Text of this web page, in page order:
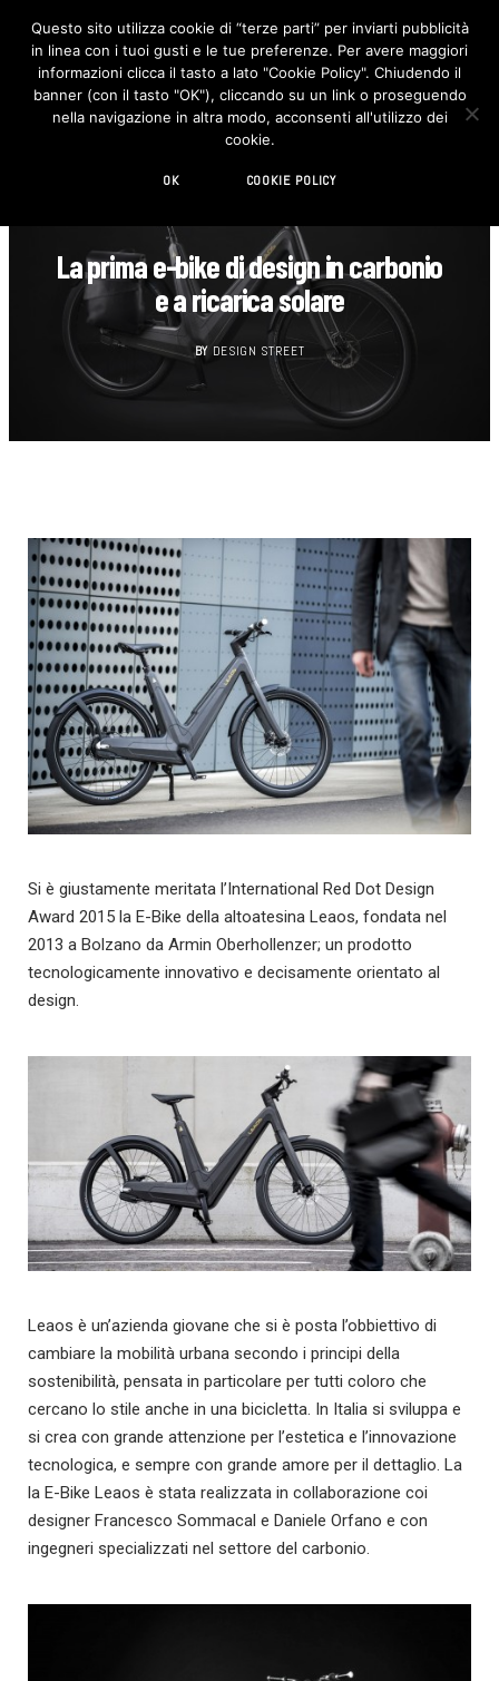
F
c
e
b
o
I
n
s
t
La prima e-bike di design in carbonio
e a ricarica solare
BY DESIGN STREET
Si è giustamente meritata l’International Red Dot Design
Award 2015 la E-Bike della altoatesina Leaos, fondata nel
2013 a Bolzano da Armin Oberhollenzer; un prodotto
tecnologicamente innovativo e decisamente orientato al
design.
Leaos è un’azienda giovane che si è posta l’obbiettivo di
cambiare la mobilità urbana secondo i principi della
sostenibilità, pensata in particolare per tutti coloro che
cercano lo stile anche in una bicicletta. In Italia si sviluppa e
si crea con grande attenzione per l’estetica e l’innovazione
tecnologica, e sempre con grande amore per il dettaglio. La
la E-Bike Leaos è stata realizzata in collaborazione coi
designer Francesco Sommacal e Daniele Orfano e con
ingegneri specializzati nel settore del carbonio.
Questo sito utilizza cookie di “terze parti” per inviarti pubblicità
in linea con i tuoi gusti e le tue preferenze. Per avere maggiori
informazioni clicca il tasto a lato "Cookie Policy". Chiudendo il
banner (con il tasto "OK"), cliccando su un link o proseguendo
nella navigazione in altra modo, acconsenti all'utilizzo dei
cookie.
OK COOKIE POLICY